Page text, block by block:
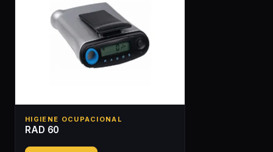
HIGIENE OCUPACIONAL
RAD 60